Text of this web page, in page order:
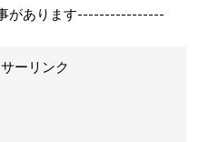
があります----------------
ーリンク